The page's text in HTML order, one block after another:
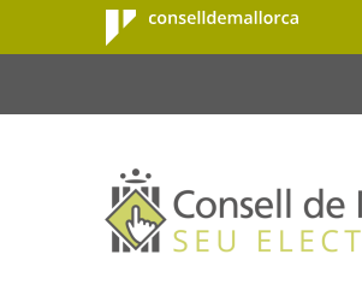
Salta al contingut principal
Consell de
Mallorca